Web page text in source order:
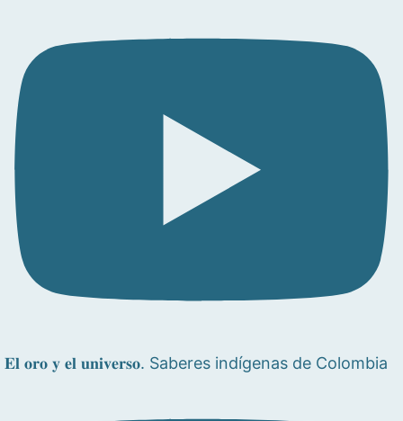
𝐄𝐥 𝐨𝐫𝐨 𝐲 𝐞𝐥 𝐮𝐧𝐢𝐯𝐞𝐫𝐬𝐨. Saberes indígenas de Colombia